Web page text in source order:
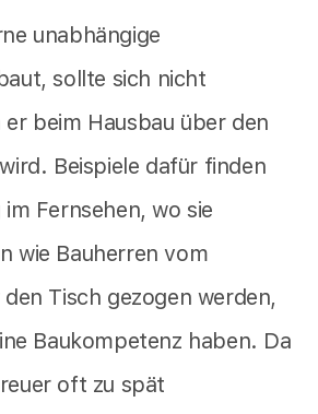
unabhängige
sollte sich nicht
beim Hausbau über den
Beispiele dafür finden
im Fernsehen, wo sie
wie Bauherren vom
Tisch gezogen werden,
Baukompetenz haben. Da
oft zu spät